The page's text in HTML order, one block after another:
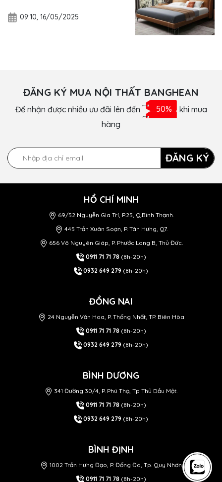
09:10, 16/05/2025
ĐĂNG KÝ MUA NỘI THẤT BANGHEAN
Để nhận được nhiều ưu đãi lên đến 50% khi mua
hàng
ĐĂNG KÝ
HỒ CHÍ MINH
69/52 Nguyễn Gia Trí, P.25, Q.Bình Thạnh.
445 Trần Xuân Soạn, P. Tân Hưng, Q7.
656 Võ Nguyên Giáp, P. Phước Long B, Thủ Đức.
0911 71 71 78 (8h-20h)
0932 649 279 (8h-20h)
ĐỒNG NAI
24 Nguyễn Văn Hoa, P. Thống Nhất, TP. Biên Hòa
0911 71 71 78 (8h-20h)
0932 649 279 (8h-20h)
BÌNH DƯƠNG
341 Đường 30/4, P. Phú Thọ, Tp Thủ Dầu Một.
0911 71 71 78 (8h-20h)
0932 649 279 (8h-20h)
BÌNH ĐỊNH
1002 Trần Hưng Đạo, P. Đống Đa, Tp. Quy Nhơn
0911 71 71 78 (8h-20h)